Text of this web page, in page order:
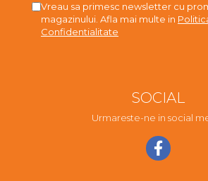
Vreau sa primesc newsletter cu
magazinului. Afla mai multe in
Confidentialitate
SOCIAL
Urmareste-ne in social